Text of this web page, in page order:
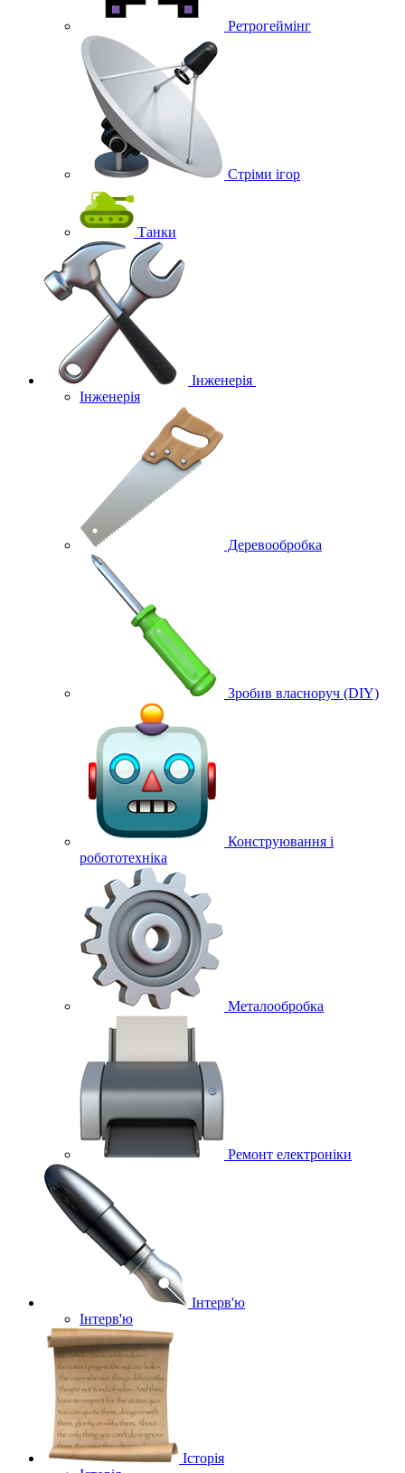
Ретрогеймінг
Стріми ігор
Танки
Інженерія
Інженерія
Деревообробка
Зробив власноруч (DIY)
Конструювання і
робототехніка
Металообробка
Ремонт електроніки
Інтерв'ю
Інтерв'ю
Історія